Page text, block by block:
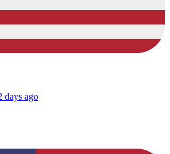
days ago